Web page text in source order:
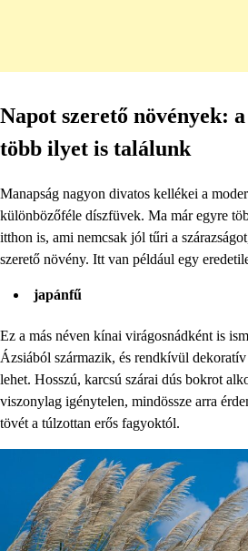
Napot szerető növények:
több ilyet is találunk
Manapság nagyon divatos kellékei a
különbözőféle díszfüvek. Ma már egyre
itthon is, ami nemcsak jól tűri a
szerető növény. Itt van például egy
japánfű
Ez a más néven kínai virágosnádként is
Ázsiából származik, és rendkívül
lehet. Hosszú, karcsú szárai dús bokrot
viszonylag igénytelen, mindössze arra
tövét a túlzottan erős fagyoktól.